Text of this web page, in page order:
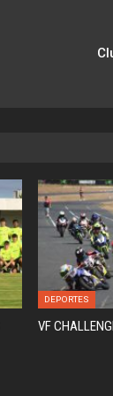
DEPORTES
VF